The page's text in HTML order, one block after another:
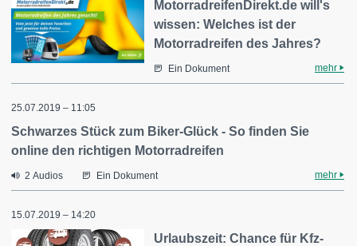
MotorradreifenDirekt.de will's
wissen: Welches ist der
Motorradreifen des Jahres?
Ein Dokument mehr
25.07.2019 – 11:05
Schwarzes Stück zum Biker-Glück - So finden Sie
online den richtigen Motorradreifen
2 Audios Ein Dokument mehr
15.07.2019 – 14:20
Urlaubszeit: Chance für Kfz-